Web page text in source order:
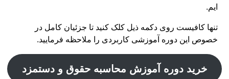
ایم.
تنها کافیست روی دکمه ذیل کلک کنید تا جزئیان کامل در
خصوص این دوره آموزشی کاربردی را ملاحظه فرمایید.
خرید دوره آموزش محاسبه حقوق و دستمزد